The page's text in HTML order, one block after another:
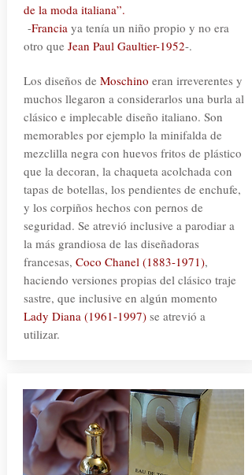
de la moda italiana”.
-Franciaya tenía un niño propio y no era
otro que Jean Paul Gaultier-1952-.
Los diseños de Moschino eran irreverentes y
muchos llegaron a considerarlos una burla al
clásico e implecable diseño italiano. Son
memorables por ejemplo la minifalda de
mezclilla negra con huevos fritos de plástico
que la decoran, la chaqueta acolchada con
tapas de botellas, los pendientes de enchufe,
y los corpiños hechos con pernos de
seguridad. Se atrevió inclusive a parodiar a
la más grandiosa de las diseñadoras
francesas, Coco Chanel (1883-1971),
haciendo versiones propias del clásico traje
sastre, que inclusive en algún momento
Lady Diana (1961-1997)se atrevió a
utilizar.